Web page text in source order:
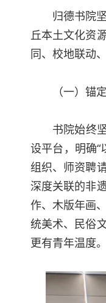
归德书院
丘本土文化资
同、校地联动
（一）锚
书院始终
设平台，明确
组织、师资聘
深度关联的非
作、木版年画
统美术、民俗
更有青年温度。